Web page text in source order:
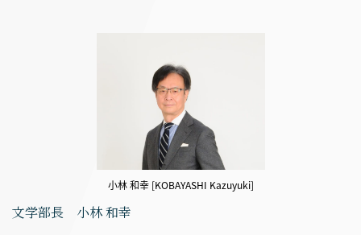
小林 和幸 [KOBAYASHI Kazuyuki]
文学部長 小林 和幸